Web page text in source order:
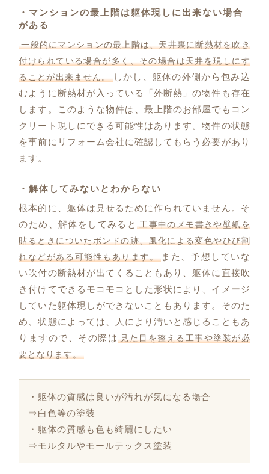
・マンションの最上階は躯体現しに出来ない場合
がある
一般的にマンションの最上階は、天井裏に断熱材を吹き
付けられている場合が多く、その場合は天井を現しにす
ることが出来ません。 しかし、躯体の外側から包み込
むように断熱材が入っている「外断熱」の物件も存在
します。このような物件は、最上階のお部屋でもコン
クリート現しにできる可能性はあります。物件の状態
を事前にリフォーム会社に確認してもらう必要があり
ます。
・解体してみないとわからない
根本的に、躯体は見せるために作られていません。そ
のため、解体をしてみると 工事中のメモ書きや壁紙を
貼るときについたボンドの跡、風化による変色やひび割
れなどがある可能性もあります。 また、予想していな
い吹付の断熱材が出てくることもあり、躯体に直接吹
き付けてできるモコモコとした形状により、イメージ
していた躯体現しができないこともあります。そのた
め、状態によっては、人により汚いと感じることもあ
りますので、その際は 見た目を整える工事や塗装が必
要となります。
・躯体の質感は良いが汚れが気になる場合
⇒白色等の塗装
・躯体の質感も色も綺麗にしたい
⇒モルタルやモールテックス塗装